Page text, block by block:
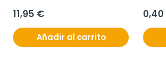
11,95 €
Añadir al carrito